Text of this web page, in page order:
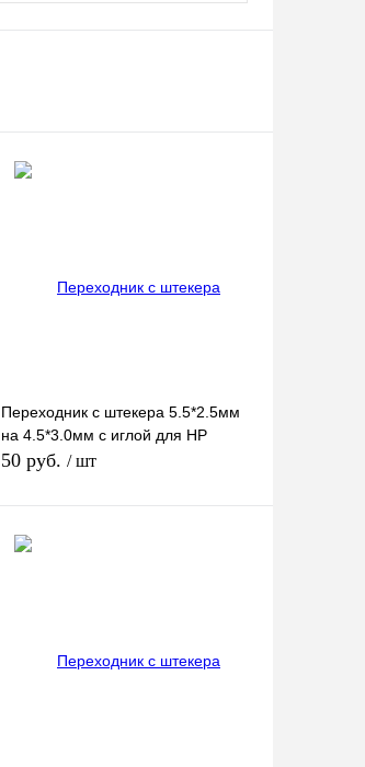
Переходник с штекера 5.5*2.5мм
на 4.5*3.0мм с иглой для HP
50 руб. / шт